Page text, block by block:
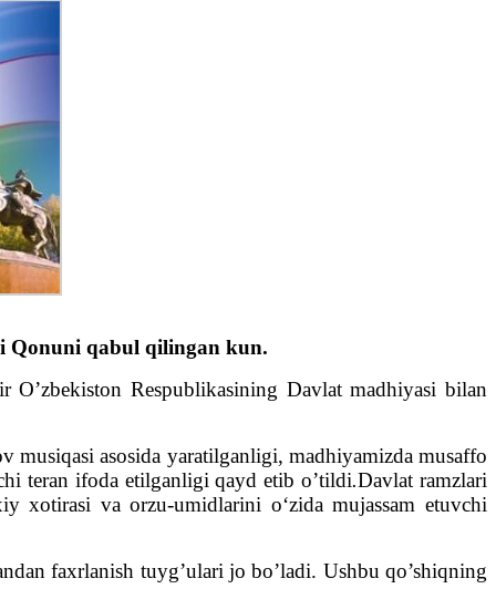
Qonuni qabul qilingan kun.
Respublikasining Davlat madhiyasi bilan
musiqasi asosida yaratilganligi, madhiyamizda musaffo
teran ifoda etilganligi qayd etib o’tildi.Davlat ramzlari
xotirasi va orzu-umidlarini o‘zida mujassam etuvchi
faxrlanish tuyg’ulari jo bo’ladi. Ushbu qo’shiqning